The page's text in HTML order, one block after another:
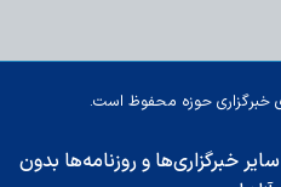
خبرگزاری حوزه محفوظ است.
خبرگزاری‌ها و روزنامه‌ها بدون